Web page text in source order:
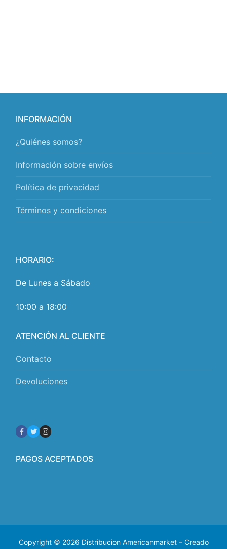
INFORMACIÓN
¿Quiénes somos?
Información sobre envíos
Política de privacidad
Términos y condiciones
HORARIO:
De Lunes a Sábado
10:00 a 18:00
ATENCIÓN AL CLIENTE
Contacto
Devoluciones
PAGOS ACEPTADOS
Copyright © 2026 Distribucion Americanmarket – Creado